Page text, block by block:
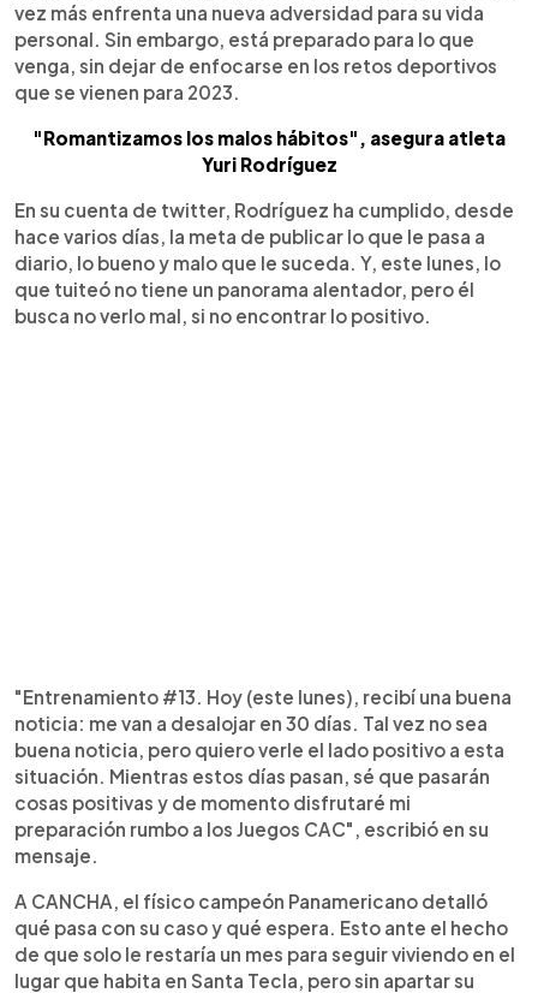
vez más enfrenta una nueva adversidad para su vida
personal. Sin embargo, está preparado para lo que
venga, sin dejar de enfocarse en los retos deportivos
que se vienen para 2023.
"Romantizamos los malos hábitos", asegura atleta
Yuri Rodríguez
En su cuenta de twitter, Rodríguez ha cumplido, desde
hace varios días, la meta de publicar lo que le pasa a
diario, lo bueno y malo que le suceda. Y, este lunes, lo
que tuiteó no tiene un panorama alentador, pero él
busca no verlo mal, si no encontrar lo positivo.
"Entrenamiento #13. Hoy (este lunes), recibí una buena
noticia: me van a desalojar en 30 días. Tal vez no sea
buena noticia, pero quiero verle el lado positivo a esta
situación. Mientras estos días pasan, sé que pasarán
cosas positivas y de momento disfrutaré mi
preparación rumbo a los Juegos CAC", escribió en su
mensaje.
A CANCHA, el físico campeón Panamericano detalló
qué pasa con su caso y qué espera. Esto ante el hecho
de que solo le restaría un mes para seguir viviendo en el
lugar que habita en Santa Tecla, pero sin apartar su